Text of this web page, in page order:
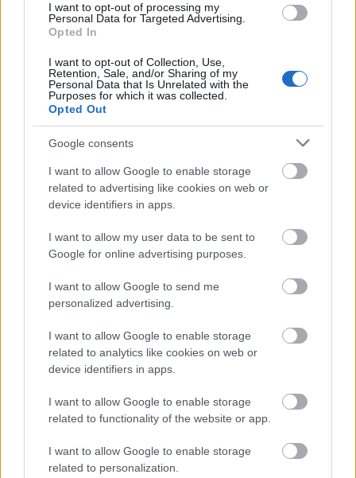
I want to opt-out of processing my
Personal Data for Targeted Advertising.
Opted In
I want to opt-out of Collection, Use,
Retention, Sale, and/or Sharing of my
Personal Data that Is Unrelated with the
Purposes for which it was collected.
Opted Out
Google consents
I want to allow Google to enable storage
related to advertising like cookies on web or
device identifiers in apps.
I want to allow my user data to be sent to
Google for online advertising purposes.
I want to allow Google to send me
personalized advertising.
I want to allow Google to enable storage
related to analytics like cookies on web or
device identifiers in apps.
I want to allow Google to enable storage
related to functionality of the website or app.
I want to allow Google to enable storage
related to personalization.
MÚMIA SÍROK TITKAI, ELHAGYOTT ÉPÍTMÉNYEK
ÉS GRANDIÓZUS EURÓPAI CSATÁK
SZEMBE MERSZ NÉZNI AZZAL, AKIVÉ
TERMÉSZETFELETTI ERŐK ÉS ELFELEDETT
TITKOK: ITT A SHELBY OAKS – A GONOSZ